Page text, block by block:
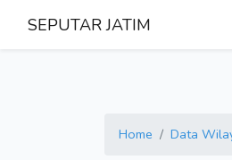
SEPUTAR JATIM
Home Data